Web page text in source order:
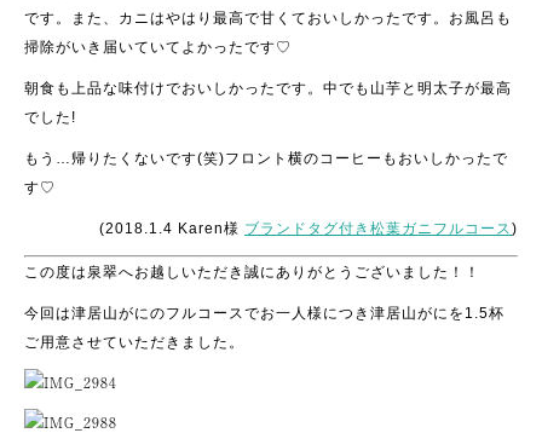
です。また、カニはやはり最高で甘くておいしかったです。お風呂も
掃除がいき届いていてよかったです♡
朝食も上品な味付けでおいしかったです。中でも山芋と明太子が最高
でした!
もう…帰りたくないです(笑)フロント横のコーヒーもおいしかったで
す♡
(2018.1.4 Karen様 ブランドタグ付き松葉ガニフルコース )
この度は泉翠へお越しいただき誠にありがとうございました！！
今回は津居山がにのフルコースでお一人様につき津居山がにを1.5杯
ご用意させていただきました。